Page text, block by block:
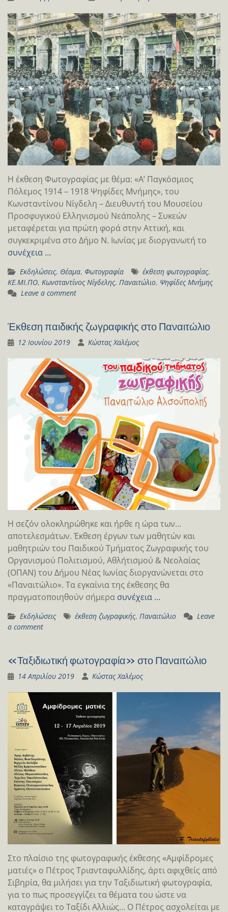
Η έκθεση Φωτογραφίας με θέμα: «Α’ Παγκόσμιος
Πόλεμος 1914 – 1918 Ψηφίδες Μνήμης», του
Κωνσταντίνου Νίγδελη – Διευθυντή του Μουσείου
Προσφυγικού Ελληνισμού Νεάπολης – Συκεών
μεταφέρεται για πρώτη φορά στην Αττική, και
συγκεκριμένα στο Δήμο Ν. Ιωνίας με διοργανωτή το
συνέχεια …
Εκδηλώσεις, Θέαμα, Φωτογραφία έκθεση φωτογραφίας,
ΚΕ.ΜΙ.ΠΟ, Κωνσταντίνος Νίγδελης, Παναιτώλιο, Ψηφίδες Μνήμης
Leave a comment
Έκθεση παιδικής ζωγραφικής στο Παναιτώλιο
12 Ιουνίου 2019 Κώστας Χαλέμος
Η σεζόν ολοκληρώθηκε και ήρθε η ώρα των…
αποτελεσμάτων. Έκθεση έργων των μαθητών και
μαθητριών του Παιδικού Τμήματος Ζωγραφικής του
Οργανισμού Πολιτισμού, Αθλήτισμού & Νεολαίας
(ΟΠΑΝ) του Δήμου Νέας Ιωνίας διοργανώνεται στο
«Παναιτώλιο». Τα εγκαίνια της έκθεσης θα
πραγματοποιηθούν σήμερα συνέχεια …
Εκδηλώσεις έκθεση ζωγραφικής, Παναιτώλιο
Leave
a comment
«Ταξιδιωτική φωτογραφία» στο Παναιτώλιο
14 Απριλίου 2019 Κώστας Χαλέμος
Στο πλαίσιο της φωτογραφικής έκθεσης «Αμφίδρομες
ματιές» ο Πέτρος Τριανταφυλλίδης, άρτι αφιχθείς από
Σιβηρία, θα μιλήσει για την Ταξιδιωτική φωτογραφία,
για το πως προσεγγίζει τα θέματα του ώστε να
καταγράψει το Ταξίδι Αλλιώς… Ο Πέτρος ασχολείται με